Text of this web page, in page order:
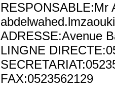
RESPONSABLE:Mr
ADRESSE:Avenue
LINGNE
FAX:0523562129